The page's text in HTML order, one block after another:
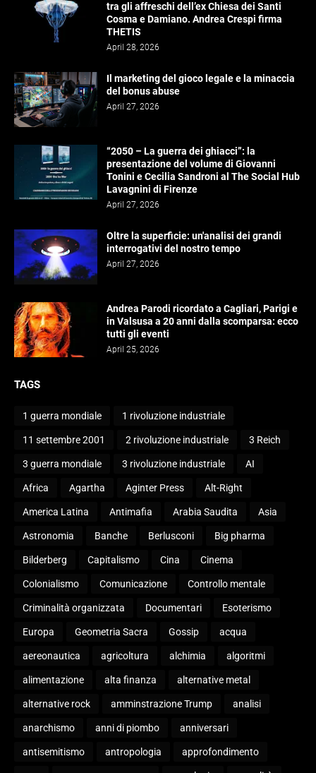
tra gli affreschi dell’ex Chiesa dei Santi
Cosma e Damiano. Andrea Crespi firma
THETIS
April 28, 2026
Il marketing del gioco legale e la minaccia
del bonus abuse
April 27, 2026
“2050 – La guerra dei ghiacci”: la
presentazione del volume di Giovanni
Tonini e Cecilia Sandroni al The Social Hub
Lavagnini di Firenze
April 27, 2026
Oltre la superficie: un'analisi dei grandi
interrogativi del nostro tempo
April 27, 2026
Andrea Parodi ricordato a Cagliari, Parigi e
in Valsusa a 20 anni dalla scomparsa: ecco
tutti gli eventi
April 25, 2026
TAGS
1 guerra mondiale 1 rivoluzione industriale
11 settembre 2001 2 rivoluzione industriale 3 Reich
3 guerra mondiale 3 rivoluzione industriale AI
Africa Agartha Aginter Press Alt-Right
America Latina Antimafia Arabia Saudita Asia
Astronomia Banche Berlusconi Big pharma
Bilderberg Capitalismo Cina Cinema
Colonialismo Comunicazione Controllo mentale
Criminalità organizzata Documentari Esoterismo
Europa Geometria Sacra Gossip acqua
aereonautica agricoltura alchimia algoritmi
alimentazione alta finanza alternative metal
alternative rock amminstrazione Trump analisi
anarchismo anni di piombo anniversari
antisemitismo antropologia approfondimento